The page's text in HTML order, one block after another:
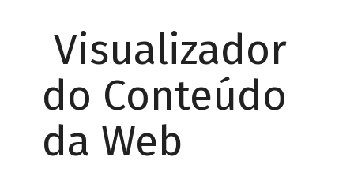
Visualizador
do Conteúdo
da Web